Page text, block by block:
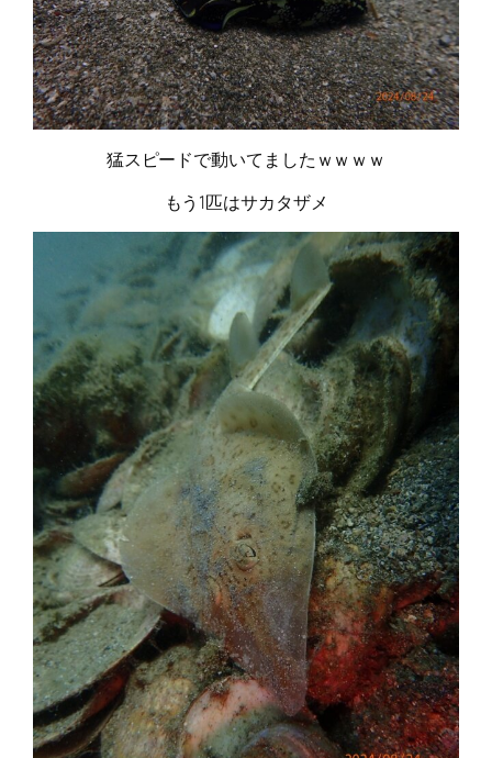
猛スピードで動いてましたｗｗｗｗ
もう1匹はサカタザメ